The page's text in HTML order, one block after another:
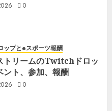
0
ップとeスポーツ報酬
トリームのTwitchドロッ
ント、参加、報酬
0